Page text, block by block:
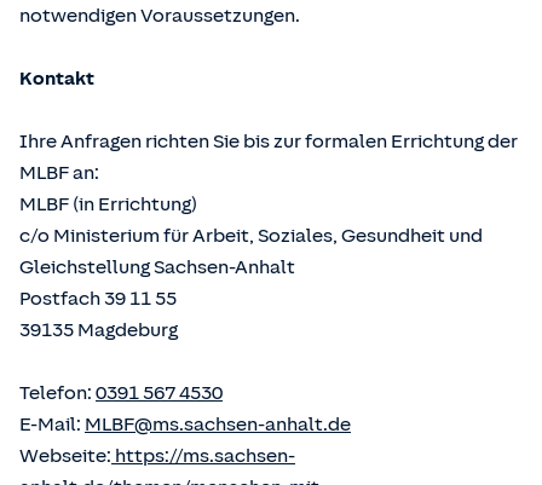
notwendigen Voraussetzungen.
Kontakt
Ihre Anfragen richten Sie bis zur formalen Errichtung der
MLBF an:
MLBF (in Errichtung)
c/o Ministerium für Arbeit, Soziales, Gesundheit und
Gleichstellung Sachsen-Anhalt
Postfach 39 11 55
39135 Magdeburg
Telefon: 0391 567 4530
E-Mail: MLBF@ms.sachsen-anhalt.de
Webseite: https://ms.sachsen-